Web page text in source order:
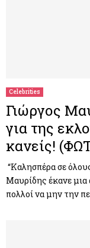
Celebrities
Γιώργος
για της
κανείς!
“Καλησπέρα σε
Μαυρίδης έκανε
πολλοί να μην την